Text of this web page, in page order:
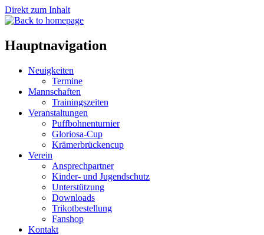
Direkt zum Inhalt
Hauptnavigation
Neuigkeiten
Termine
Mannschaften
Trainingszeiten
Veranstaltungen
Puffbohnenturnier
Gloriosa-Cup
Krämerbrückencup
Verein
Ansprechpartner
Kinder- und Jugendschutz
Unterstützung
Downloads
Trikotbestellung
Fanshop
Kontakt